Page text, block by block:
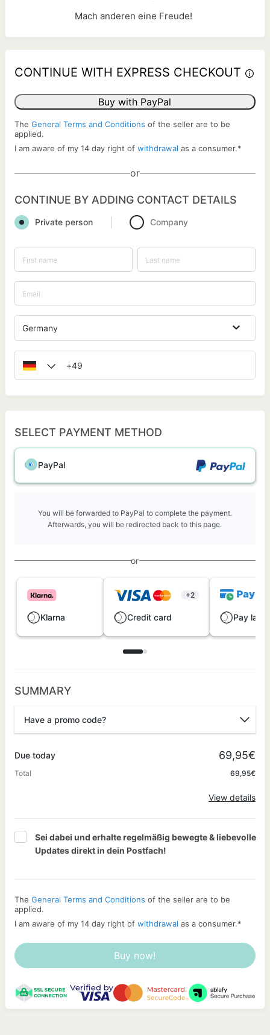
Mach anderen eine Freude!
CONTINUE WITH EXPRESS CHECKOUT
Buy with PayPal
The General Terms and Conditions of the seller are to be
applied.
I am aware of my 14 day right of withdrawal as a consumer.*
or
CONTINUE BY ADDING CONTACT DETAILS
Private person Company
Germany
SELECT PAYMENT METHOD
PayPal
You will be forwarded to PayPal to complete the payment.
Afterwards, you will be redirected back to this page.
or
Klarna
+2
Credit card Pay later
SUMMARY
Have a promo code?
Due today 69,95€
Total 69,95€
View details
Sei dabei und erhalte regelmäßig bewegte & liebevolle
Updates direkt in dein Postfach!
The General Terms and Conditions of the seller are to be
applied.
I am aware of my 14 day right of withdrawal as a consumer.*
Buy now!